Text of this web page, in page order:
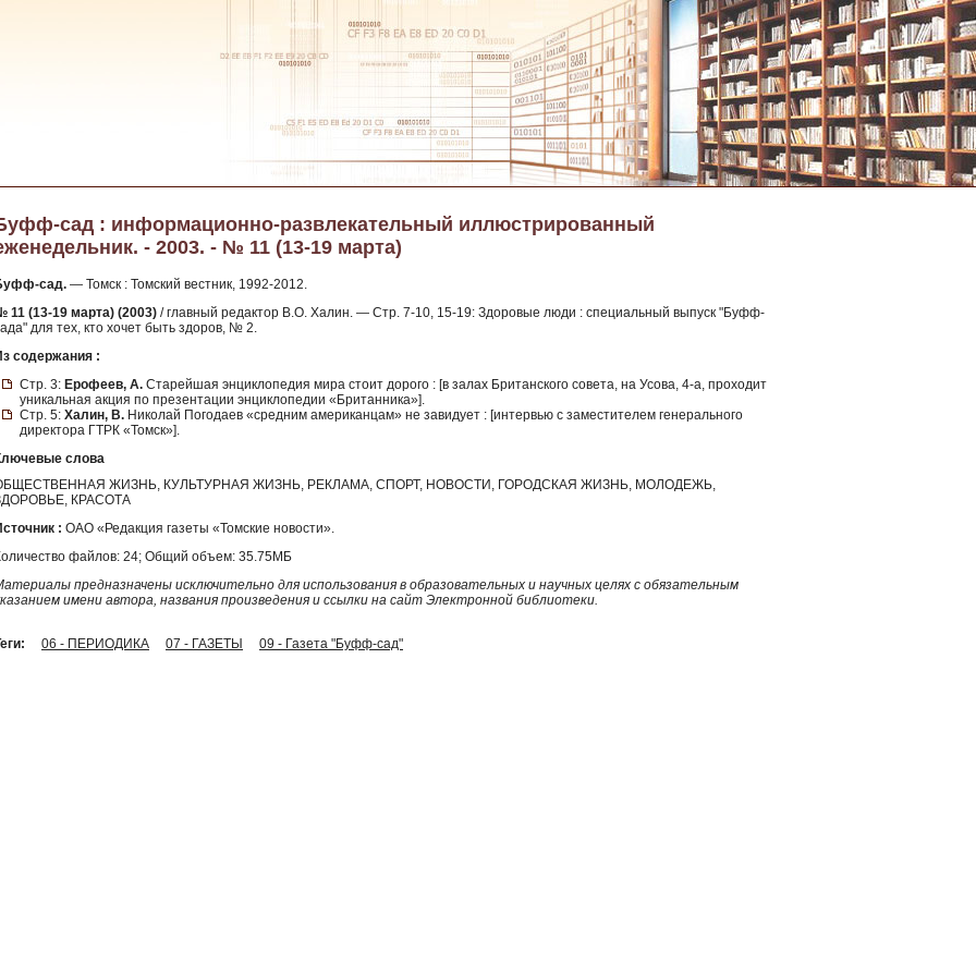
сад : информационно-развлекательный иллюстрированный
- 2003. - № 11 (13-19 марта)
сад. — Томск : Томский вестник, 1992-2012.
11 (13-19 марта) (2003) / главный редактор В.О. Халин. — Стр. 7-10, 15-19: Здоровые люди : специальный выпуск "Буфф-
для тех, кто хочет быть здоров, № 2.
содержания :
Стр. 3: Ерофеев, А. Старейшая энциклопедия мира стоит дорого : [в залах Британского совета, на Усова, 4-а, проходит
уникальная акция по презентации энциклопедии «Британника»].
Стр. 5: Халин, В. Николай Погодаев «средним американцам» не завидует : [интервью с заместителем генерального
директора ГТРК «Томск»].
слова
ЖИЗНЬ, КУЛЬТУРНАЯ ЖИЗНЬ, РЕКЛАМА, СПОРТ, НОВОСТИ, ГОРОДСКАЯ ЖИЗНЬ, МОЛОДЕЖЬ,
КРАСОТА
: ОАО «Редакция газеты «Томские новости».
файлов: 24; Общий объем: 35.75МБ
предназначены исключительно для использования в образовательных и научных целях с обязательным
имени автора, названия произведения и ссылки на сайт Электронной библиотеки.
06 - ПЕРИОДИКА 07 - ГАЗЕТЫ 09 - Газета "Буфф-сад"